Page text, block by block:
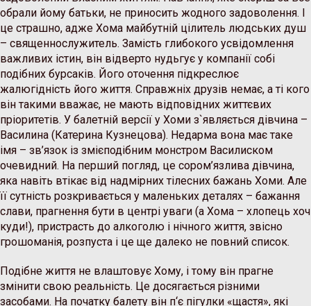
обрали йому батьки, не приносить жодного задоволення. І
це страшно, адже Хома майбутній цілитель людських душ
– священнослужитель. Замість глибокого усвідомлення
важливих істин, він відверто нудьгує у компанії собі
подібних бурсаків. Його оточення підкреслює
жалюгідність його життя. Справжніх друзів немає, а ті кого
він такими вважає, не мають відповідних життєвих
пріоритетів. У балетній версії у Хоми з`являється дівчина –
Василина (Катерина Кузнецова). Недарма вона має таке
імя – зв’язок із змієподібним монстром Василиском
очевидний. На перший погляд, це сором’язлива дівчина,
яка навіть втікає від надмірних тілесних бажань Хоми. Але
її сутність розкривається у маленьких деталях – бажання
слави, прагнення бути в центрі уваги (а Хома – хлопець хоч
куди!), пристрасть до алкоголю і нічного життя, звісно
грошоманія, розпуста і це ще далеко не повний список.
Подібне життя не влаштовує Хому, і тому він прагне
змінити свою реальність. Це досягається різними
засобами. На початку балету він п‘є пігулки «щастя», які